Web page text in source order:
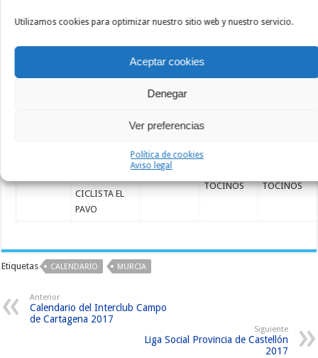
Utilizamos cookies para optimizar nuestro sitio web y nuestro servicio.
Aceptar cookies
Denegar
Ver preferencias
Política de cookies
Aviso legal
26/11/2017
XVII CARRERA
SOCIAL
SAN PEDRO
DEL
PINATAR
C.C. PINATAR
CICLISTA EL
PAVO
TOCINOS
TOCINOS
Etiquetas CALENDARIO MURCIA
Anterior
Calendario del Interclub Campo
de Cartagena 2017
Siguiente
Liga Social Provincia de Castellón
2017